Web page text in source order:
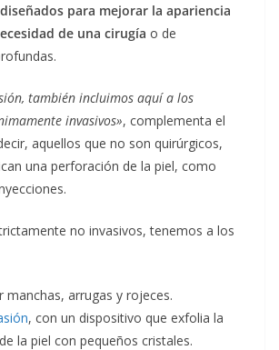
diseñados para mejorar la apariencia
de una cirugía o de
también incluimos aquí a los
invasivos», complementa el
aquellos que no son quirúrgicos,
una perforación de la piel, como
no invasivos, tenemos a los
manchas, arrugas y rojeces.
, con un dispositivo que exfolia la
la piel con pequeños cristales.